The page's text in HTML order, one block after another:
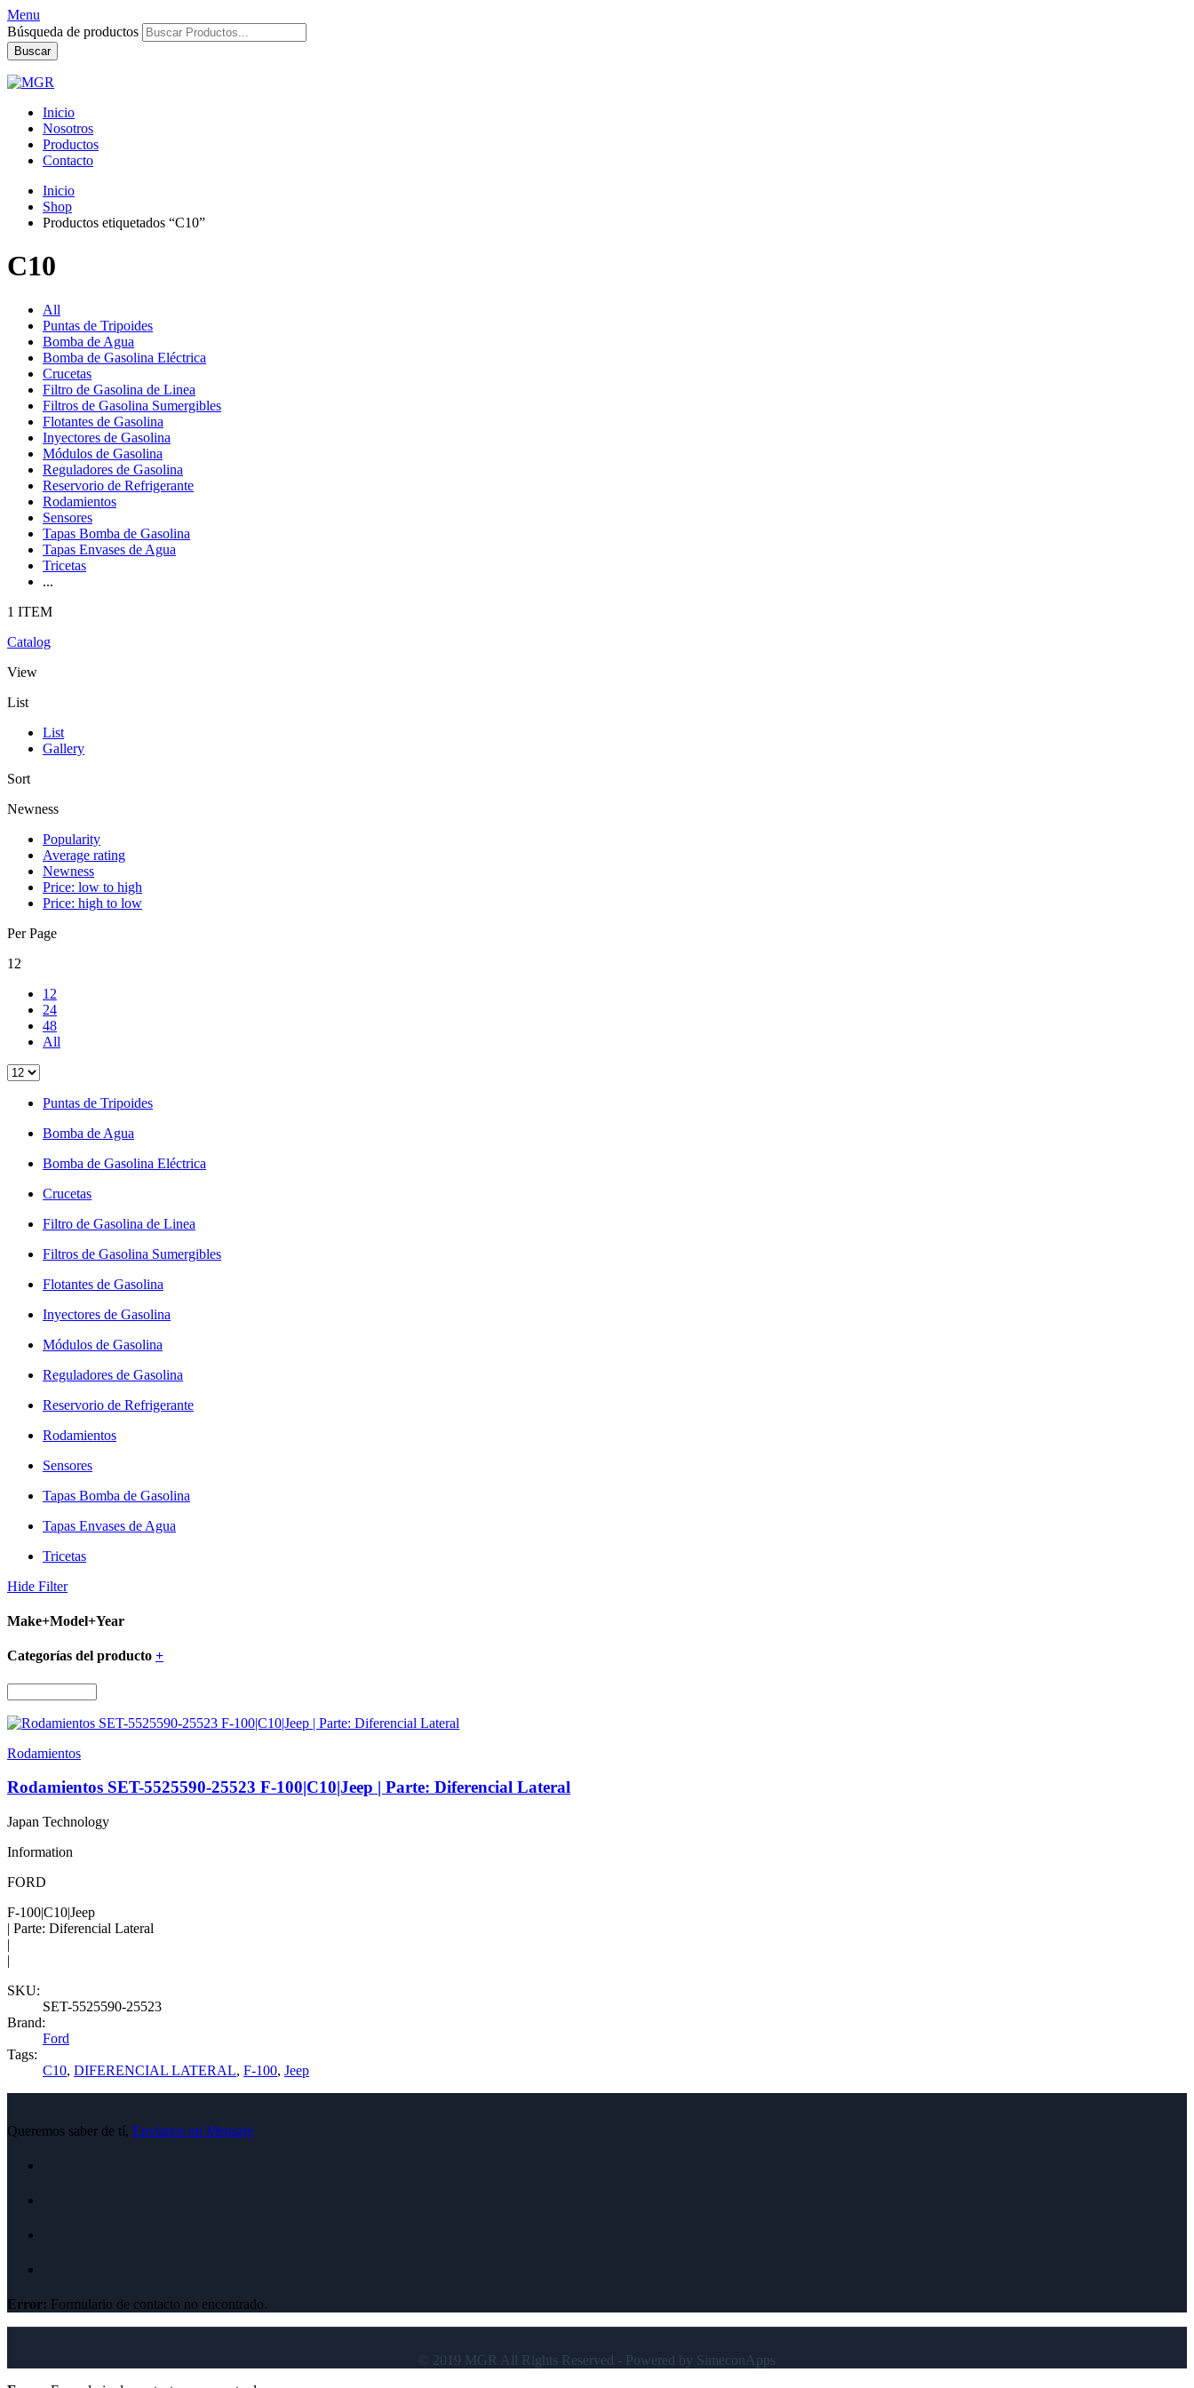
Menu
Búsqueda de productos
Buscar
Inicio
Nosotros
Productos
Contacto
Inicio
Shop
Productos etiquetados “C10”
C10
All
Puntas de Tripoides
Bomba de Agua
Bomba de Gasolina Eléctrica
Crucetas
Filtro de Gasolina de Linea
Filtros de Gasolina Sumergibles
Flotantes de Gasolina
Inyectores de Gasolina
Módulos de Gasolina
Reguladores de Gasolina
Reservorio de Refrigerante
Rodamientos
Sensores
Tapas Bomba de Gasolina
Tapas Envases de Agua
Tricetas
...
1 ITEM
Catalog
View
List
List
Gallery
Sort
Newness
Popularity
Average rating
Newness
Price: low to high
Price: high to low
Per Page
12
12
24
48
All
Puntas de Tripoides
Bomba de Agua
Bomba de Gasolina Eléctrica
Crucetas
Filtro de Gasolina de Linea
Filtros de Gasolina Sumergibles
Flotantes de Gasolina
Inyectores de Gasolina
Módulos de Gasolina
Reguladores de Gasolina
Reservorio de Refrigerante
Rodamientos
Sensores
Tapas Bomba de Gasolina
Tapas Envases de Agua
Tricetas
Hide Filter
Make+Model+Year
Categorías del producto +
Rodamientos
Rodamientos SET-5525590-25523 F-100|C10|Jeep | Parte: Diferencial Lateral
Japan Technology
Information
FORD
F-100|C10|Jeep
| Parte: Diferencial Lateral
|
|
SKU:
SET-5525590-25523
Brand:
Ford
Tags:
C10, DIFERENCIAL LATERAL, F-100, Jeep
Queremos saber de tí, Envíanos un Mensaje
Error: Formulario de contacto no encontrado.
© 2019 MGR All Rights Reserved - Powered by SimeconApps